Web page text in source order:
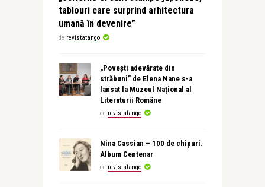
tablouri care surprind arhitectura
umană în devenire”
de revistatango
„Povești adevărate din
străbuni” de Elena Nane s-a
lansat la Muzeul Național al
Literaturii Române
de revistatango
Nina Cassian – 100 de chipuri.
Album Centenar
de revistatango